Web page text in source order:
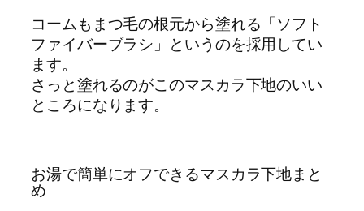
コームもまつ毛の根元から塗れる「ソフト
ファイバーブラシ」というのを採用してい
ます。
さっと塗れるのがこのマスカラ下地のいい
ところになります。
お湯で簡単にオフできるマスカラ下地まと
め